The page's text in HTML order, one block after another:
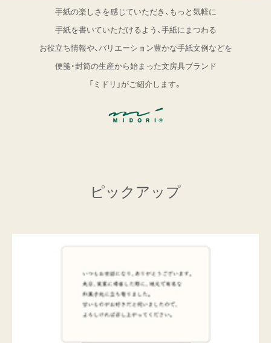
手紙の楽しさを感じていただき、もっと気軽に
手紙を書いていただけるよう、 手紙にまつわる
お役立ち情報や、バリエーション豊かな手紙文例などを
便箋・封筒の生産から始まった文房具ブランド
「ミドリ」がご紹介します。
ピックアップ